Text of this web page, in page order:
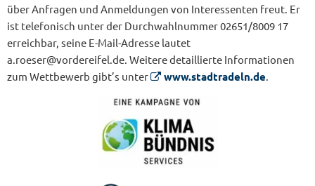
über Anfragen und Anmeldungen von Interessenten freut. Er
ist telefonisch unter der Durchwahlnummer 02651/8009 17
erreichbar, seine E-Mail-Adresse lautet
a.roeser@vordereifel.de. Weitere detaillierte Informationen
zum Wettbewerb gibt’s unter
www.stadtradeln.de.